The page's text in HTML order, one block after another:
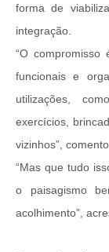
forma de
integração.
“O compromisso
funcionais e
utilizações,
exercícios,
vizinhos”,
“Mas que tudo
o paisagismo
acolhimento”,